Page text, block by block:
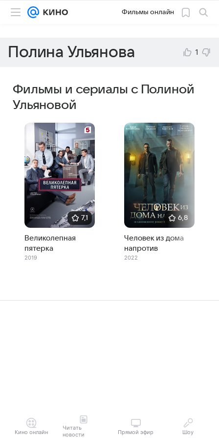
Фильмы онлайн
Полина Ульянова 1
Фильмы и сериалы с Полиной
Ульяновой
7,1
Великолепная
пятерка
2019
6,8
Человек из дома
напротив
2022
Кино онлайн
Читать
новости
Прямой эфир Шоу